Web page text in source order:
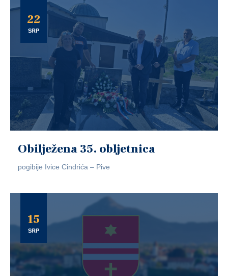
22
SRP
Obilježena 35. obljetnica
pogibije Ivice Cindrića – Pive
15
SRP